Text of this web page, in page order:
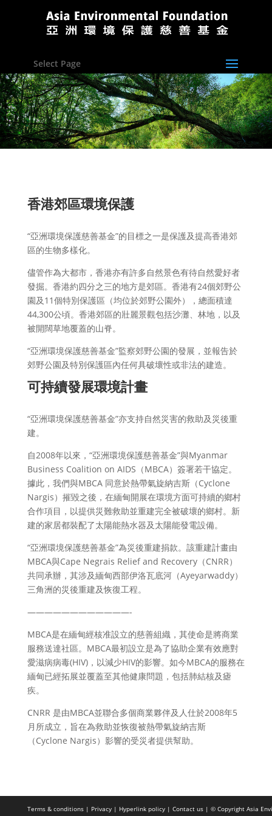
Select Page
香港郊區環境保護
“亞洲環境保護慈善基金”的目標之一是保護及提高香港郊
區的生物多樣化。
儘管作為大都市，香港亦有許多自然景色有待自然愛好者
發掘。香港約四分之三的地方是郊區。香港有24個郊野公
園及11個特別保護區（均位於郊野公園外），總面積達
44,300公頃。香港郊區的壯麗景觀包括沙灘、林地，以及
被開闊草地覆蓋的山脊。
“亞洲環境保護慈善基金”監察郊野公園的發展，並報告於
郊野公園及特別保護區內任何具破壞性或非法的建造。
可持續發展環境計畫
“亞洲環境保護慈善基金”亦支持自然災害的救助及災後重
建。
自2008年以來，“亞洲環境保護慈善基金”與Myanmar
Business Coalition on AIDS（MBCA）簽署若干協定。
據此，我們與MBCA 同意於熱帶氣旋納吉斯（Cyclone
Nargis）摧毀之後，在緬甸開展在環境方面可持續的鄉村
合作項目，以提供災難救助並重建完全被破壞的鄉村。新
建的家居都裝配了太陽能熱水器及太陽能發電設備。
“亞洲環境保護慈善基金”為災後重建捐款。該重建計畫由
MBCA與Cape Negrais Relief and Recovery（CNRR）
共同承辦，其涉及緬甸西部伊洛瓦底河（Ayeyarwaddy）
三角洲的災後重建及恢復工程。
————————————-
MBCA是在緬甸經核准設立的慈善組織，其使命是將商業
服務送達社區。MBCA最初設立是為了協助企業有效應對
愛滋病病毒(HIV)，以減少HIV的影響。如今MBCA的服務在
緬甸已經拓展並覆蓋至其他健康問題，包括肺結核及瘧
疾。
CNRR 是由MBCA並聯合多個商業夥伴及人仕於2008年5
月所成立，旨在為救助並恢復被熱帶氣旋納吉斯
（Cyclone Nargis）影響的受災者提供幫助。
Terms & conditions | Privacy | Hyperlink policy | Contact us | © Copyright Asia